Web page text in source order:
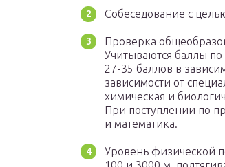
Собеседование с
Проверка
Учитываются баллы
27-35 баллов в
зависимости от
химическая и
При поступлении по
и математика.
Уровень физической